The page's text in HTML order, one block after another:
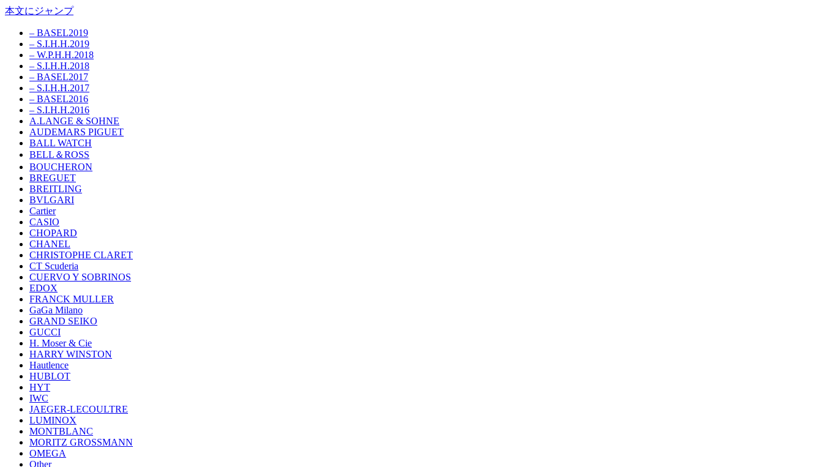
本文にジャンプ
– BASEL2019
– S.I.H.H.2019
– W.P.H.H.2018
– S.I.H.H.2018
– BASEL2017
– S.I.H.H.2017
– BASEL2016
– S.I.H.H.2016
A.LANGE & SOHNE
AUDEMARS PIGUET
BALL WATCH
BELL＆ROSS
BOUCHERON
BREGUET
BREITLING
BVLGARI
Cartier
CASIO
CHOPARD
CHANEL
CHRISTOPHE CLARET
CT Scuderia
CUERVO Y SOBRINOS
EDOX
FRANCK MULLER
GaGa Milano
GRAND SEIKO
GUCCI
H. Moser & Cie
HARRY WINSTON
Hautlence
HUBLOT
HYT
IWC
JAEGER-LECOULTRE
LUMINOX
MONTBLANC
MORITZ GROSSMANN
OMEGA
Other